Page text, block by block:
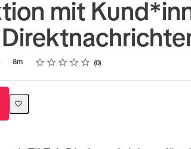
mit
8m Rating
1 star
2 stars
3 stars
4 stars
5 stars 0